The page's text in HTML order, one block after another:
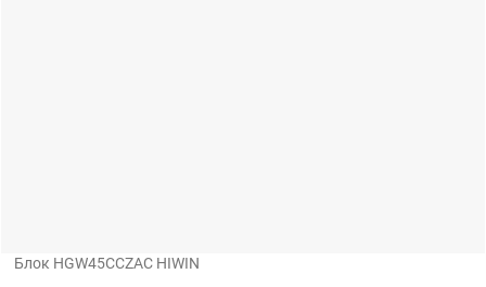
Блок HGW45CCZAC HIWIN